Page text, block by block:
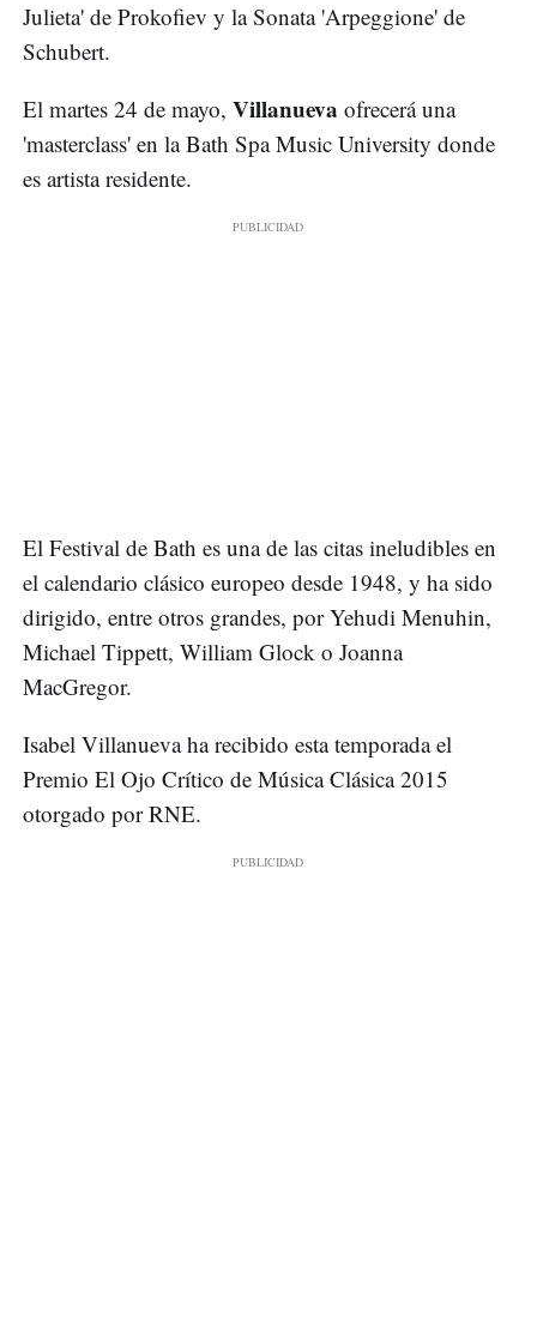
Julieta' de Prokofiev y la Sonata 'Arpeggione' de
Schubert.
El martes 24 de mayo, Villanueva ofrecerá una
'masterclass' en la Bath Spa Music University donde
es artista residente.
El Festival de Bath es una de las citas ineludibles en
el calendario clásico europeo desde 1948, y ha sido
dirigido, entre otros grandes, por Yehudi Menuhin,
Michael Tippett, William Glock o Joanna
MacGregor.
Isabel Villanueva ha recibido esta temporada el
Premio El Ojo Crítico de Música Clásica 2015
otorgado por RNE.